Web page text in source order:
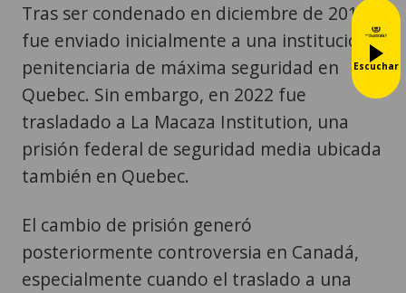
Tras ser condenado en diciembre de 2014,
fue enviado inicialmente a una institución
penitenciaria de máxima seguridad en
Quebec. Sin embargo, en 2022 fue
trasladado a La Macaza Institution, una
prisión federal de seguridad media ubicada
también en Quebec.
El cambio de prisión generó
posteriormente controversia en Canadá,
especialmente cuando el traslado a una
Escuchar